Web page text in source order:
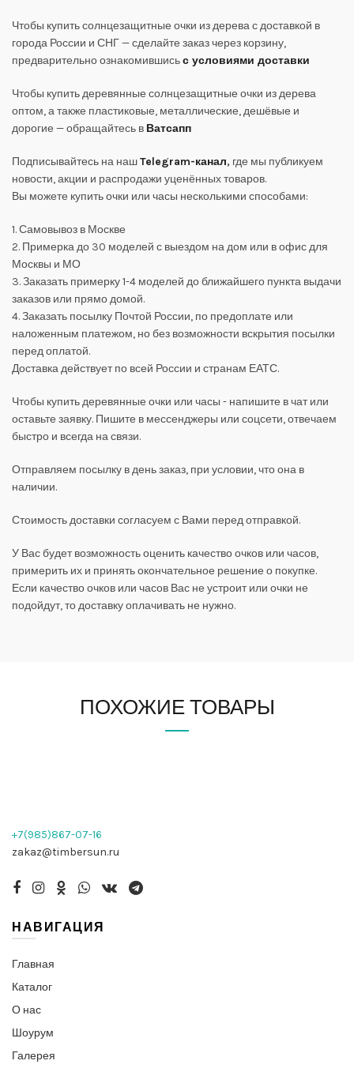
Чтобы купить солнцезащитные очки из дерева с доставкой в
города России и СНГ — сделайте заказ через корзину,
предварительно ознакомившисьс условиями доставки
Чтобы купить деревянные солнцезащитные очки из дерева
оптом, а также пластиковые, металлические, дешёвые и
дорогие — обращайтесь в Ватсапп
Подписывайтесь на нашTelegram-канал, где мы публикуем
новости, акции и распродажи уценённых товаров.
Вы можете купить очки или часы несколькими способами:
1. Самовывоз в Москве
2. Примерка до 30 моделей с выездом на дом или в офис для
Москвы и МО
3. Заказать примерку 1-4 моделей до ближайшего пункта выдачи
заказов или прямо домой.
4. Заказать посылку Почтой России, по предоплате или
наложенным платежом, но без возможности вскрытия посылки
перед оплатой.
Доставка действует по всей России и странам ЕАТС.
Чтобы купить деревянные очки или часы - напишите в чат или
оставьте заявку. Пишите в мессенджеры или соцсети, отвечаем
быстро и всегда на связи.
Отправляем посылку в день заказ, при условии, что она в
наличии.
Стоимость доставки согласуем с Вами перед отправкой.
У Вас будет возможность оценить качество очков или часов,
примерить их и принять окончательное решение о покупке.
Если качество очков или часов Вас не устроит или очки не
подойдут, то доставку оплачивать не нужно.
ПОХОЖИЕ ТОВАРЫ
+7(985)867-07-16
zakaz@timbersun.ru
НАВИГАЦИЯ
Главная
Каталог
О нас
Шоурум
Галерея